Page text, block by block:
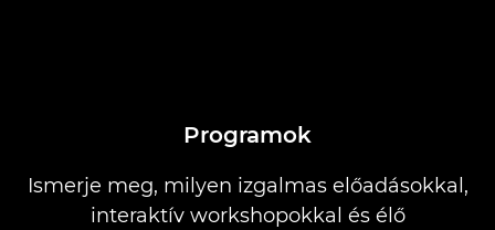
Programok
Ismerje meg, milyen izgalmas előadásokkal,
interaktív workshopokkal és élő